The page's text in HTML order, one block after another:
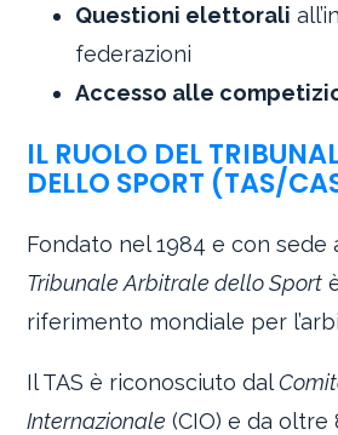
Questioni elettorali
federazioni
Accesso alle
IL RUOLO DEL
DELLO SPORT (TAS/
Fondato nel 1984 e con sede
Tribunale Arbitrale dello Sport
riferimento mondiale per
Il TAS è riconosciuto dal
Internazionale (CIO) e da